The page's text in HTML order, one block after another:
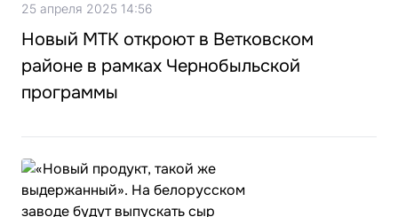
25 апреля 2025 14:56
Новый МТК откроют в Ветковском
районе в рамках Чернобыльской
программы